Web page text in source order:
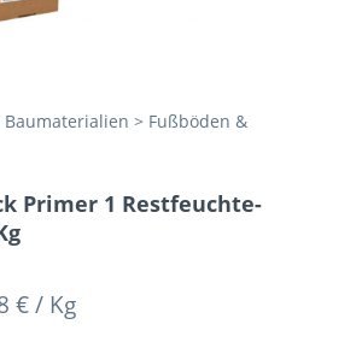
> Fußböden &
Primer 1 Restfeuchte-
€ / Kg